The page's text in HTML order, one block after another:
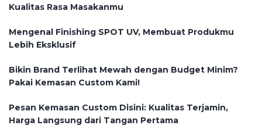
Kualitas Rasa Masakanmu
Mengenal Finishing SPOT UV, Membuat Produkmu
Lebih Eksklusif
Bikin Brand Terlihat Mewah dengan Budget Minim?
Pakai Kemasan Custom Kami!
Pesan Kemasan Custom Disini: Kualitas Terjamin,
Harga Langsung dari Tangan Pertama